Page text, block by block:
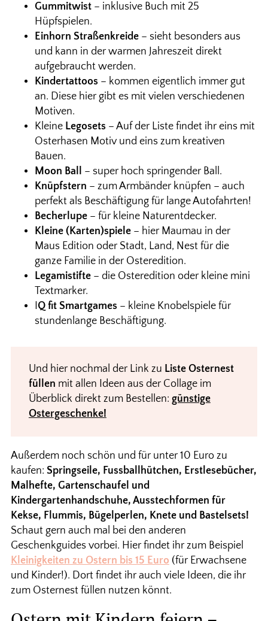
Gummitwist– inklusive Buch mit 25
Hüpfspielen.
Einhorn Straßenkreide– sieht besonders aus
und kann in der warmen Jahreszeit direkt
aufgebraucht werden.
Kindertattoos – kommen eigentlich immer gut
an. Diese hier gibt es mit vielen verschiedenen
Motiven.
Kleine Legosets – Auf der Liste findet ihr eins mit
Osterhasen Motiv und eins zum kreativen
Bauen.
Moon Ball – super hoch springender Ball.
Knüpfstern – zum Armbänder knüpfen – auch
perfekt als Beschäftigung für lange Autofahrten!
Becherlupe– für kleine Naturentdecker.
Kleine (Karten)spiele– hier Maumau in der
Maus Edition oder Stadt, Land, Nest für die
ganze Familie in der Osteredition.
Legamistifte– die Osteredition oder kleine mini
Textmarker.
IQ fit Smartgames – kleine Knobelspiele für
stundenlange Beschäftigung.
Und hier nochmal der Link zu Liste Osternest
füllen mit allen Ideen aus der Collage im
Überblick direkt zum Bestellen: günstige
Ostergeschenke!
Außerdem noch schön und für unter 10 Euro zu
kaufen: Springseile, Fussballhütchen, Erstlesebücher,
Malhefte, Gartenschaufel und
Kindergartenhandschuhe, Ausstechformen für
Kekse, Flummis, Bügelperlen, Knete und Bastelsets!
Schaut gern auch mal bei den anderen
Geschenkguides vorbei. Hier findet ihr zum Beispiel
Kleinigkeiten zu Ostern bis 15 Euro (für Erwachsene
und Kinder!). Dort findet ihr auch viele Ideen, die ihr
zum Osternest füllen nutzen könnt.